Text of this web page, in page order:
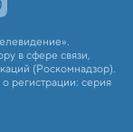
в сфере связи,
(Роскомнадзор).
регистрации: серия